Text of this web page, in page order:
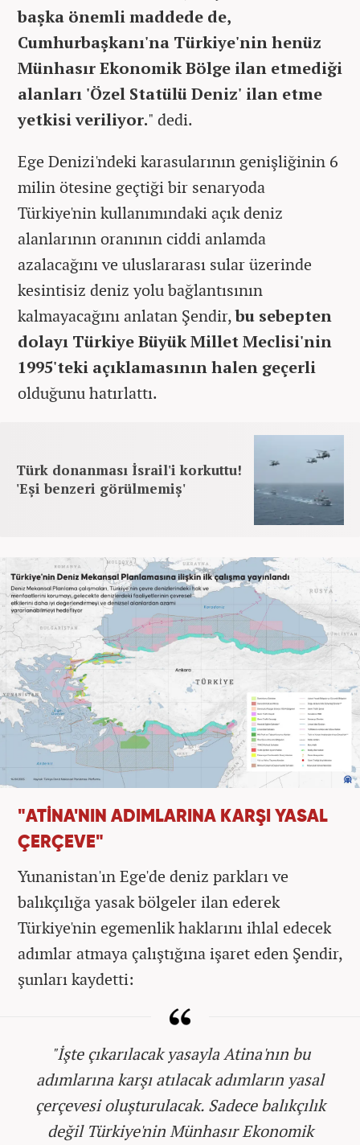
başka önemli maddede de,
Cumhurbaşkanı'na Türkiye'nin henüz
Münhasır Ekonomik Bölge ilan etmediği
alanları 'Özel Statülü Deniz' ilan etme
yetkisi veriliyor." dedi.
Ege Denizi'ndeki karasularının genişliğinin 6
milin ötesine geçtiği bir senaryoda
Türkiye'nin kullanımındaki açık deniz
alanlarının oranının ciddi anlamda
azalacağını ve uluslararası sular üzerinde
kesintisiz deniz yolu bağlantısının
kalmayacağını anlatan Şendir,bu sebepten
dolayı Türkiye Büyük Millet Meclisi'nin
1995'teki açıklamasının halen geçerli
olduğunu hatırlattı.
Türk donanması İsrail'i korkuttu!
'Eşi benzeri görülmemiş'
"ATİNA'NIN ADIMLARINA KARŞI YASAL
ÇERÇEVE"
Yunanistan'ın Ege'de deniz parkları ve
balıkçılığa yasak bölgeler ilan ederek
Türkiye'nin egemenlik haklarını ihlal edecek
adımlar atmaya çalıştığına işaret eden Şendir,
şunları kaydetti:
"İşte çıkarılacak yasayla Atina'nın bu
adımlarına karşı atılacak adımların yasal
çerçevesi oluşturulacak. Sadece balıkçılık
değil Türkiye'nin Münhasır Ekonomik